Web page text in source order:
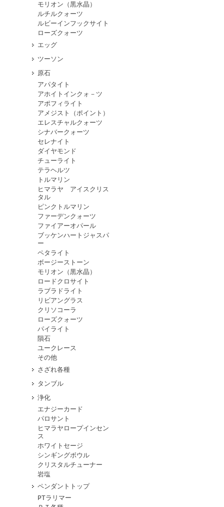
モリオン（黒水晶）
ルチルクォーツ
ルビーインフックサイト
ローズクォーツ
エッグ
ツーソン
原石
アパタイト
アホイトインクォ－ツ
アポフィライト
アメジスト（ポイント）
エレスチャルクォーツ
シナバークォーツ
セレナイト
ダイヤモンド
チューライト
テラヘルツ
トルマリン
ヒマラヤ アイスクリス
タル
ピンクトルマリン
ファーデンクォーツ
ファイアーオパール
ブッケンハートジャスパ
ー
ペタライト
ボージーストーン
モリオン（黒水晶）
ロードクロサイト
ラブラドライト
リビアングラス
クリソコーラ
ローズクォーツ
パイライト
隕石
ユークレース
その他
さざれ各種
タンブル
浄化
エナジーカード
パロサント
ヒマラヤロープインセン
ス
ホワイトセージ
シンギングボウル
クリスタルチューナー
岩塩
ペンダントトップ
PTラリマー